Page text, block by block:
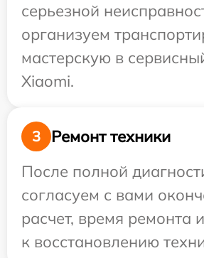
серьезной
организуем
мастерскую в
Xiaomi.
3
Ремонт техники
После полной
согласуем с вами
расчет, время ремонта
к восстановлению